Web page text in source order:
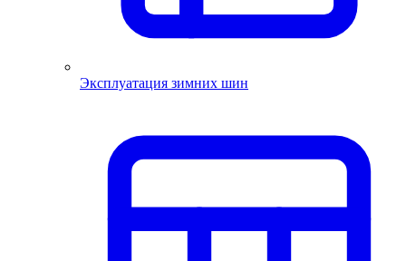
Эксплуатация зимних шин